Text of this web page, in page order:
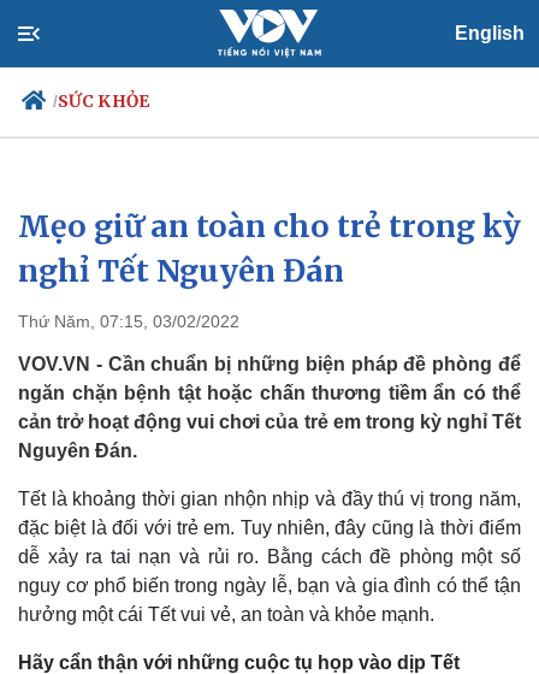
English
/SỨC KHỎE
Chính trị
Đảng
Tổ chức nhân sự
Nhận diện sự thật
Xã hội
Tin 24h
Dự báo thời tiết
Việc làm
Biển đảo
Mẹo giữ an toàn cho trẻ trong kỳ
nghỉ Tết Nguyên Đán
Thứ Năm, 07:15, 03/02/2022
VOV.VN - Cần chuẩn bị những biện pháp đề phòng để
ngăn chặn bệnh tật hoặc chấn thương tiềm ẩn có thể
cản trở hoạt động vui chơi của trẻ em trong kỳ nghỉ Tết
Nguyên Đán.
Tết là khoảng thời gian nhộn nhịp và đầy thú vị trong năm,
đặc biệt là đối với trẻ em. Tuy nhiên, đây cũng là thời điểm
dễ xảy ra tai nạn và rủi ro. Bằng cách đề phòng một số
nguy cơ phổ biến trong ngày lễ, bạn và gia đình có thể tận
hưởng một cái Tết vui vẻ, an toàn và khỏe mạnh.
Hãy cẩn thận với những cuộc tụ họp vào dịp Tết